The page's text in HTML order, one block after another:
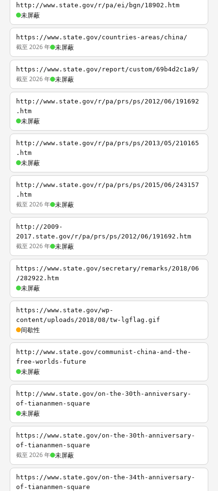
http://www.state.gov/r/pa/ei/bgn/18902.htm
未屏蔽
https://www.state.gov/countries-areas/china/
截至 2026 年 未屏蔽
https://www.state.gov/report/custom/69b4d2c1a9/
截至 2026 年 未屏蔽
http://www.state.gov/r/pa/prs/ps/2012/06/191692
.htm
未屏蔽
http://www.state.gov/r/pa/prs/ps/2013/05/210165
.htm
未屏蔽
http://www.state.gov/r/pa/prs/ps/2015/06/243157
.htm
截至 2026 年 未屏蔽
http://2009-
2017.state.gov/r/pa/prs/ps/2012/06/191692.htm
截至 2026 年 未屏蔽
https://www.state.gov/secretary/remarks/2018/06
/282922.htm
未屏蔽
https://www.state.gov/wp-
content/uploads/2018/08/tw-lgflag.gif
间歇性
http://www.state.gov/communist-china-and-the-
free-worlds-future
未屏蔽
http://www.state.gov/on-the-30th-anniversary-
of-tiananmen-square
未屏蔽
https://www.state.gov/on-the-30th-anniversary-
of-tiananmen-square
截至 2026 年 未屏蔽
https://www.state.gov/on-the-34th-anniversary-
of-tiananmen-square